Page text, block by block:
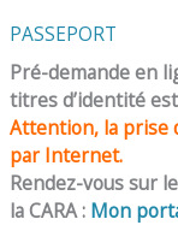
PASSEPORT
Pré-demande en
titres d’identité
Attention, la prise
par Internet.
Rendez-vous sur
la CARA : Mon